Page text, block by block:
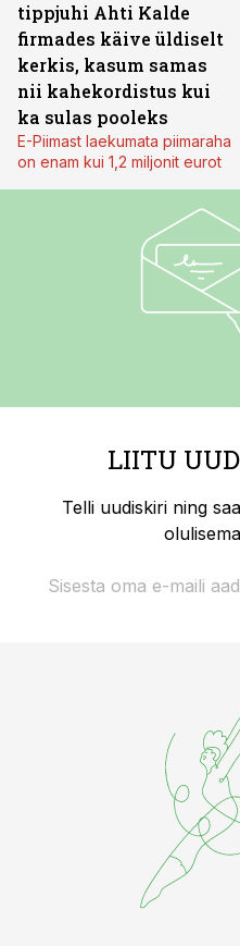
tippjuhi Ahti Kalde
firmades käive üldiselt
kerkis, kasum samas
nii kahekordistus kui
ka sulas pooleks
E-Piimast laekumata piimaraha
on enam kui 1,2 miljonit eurot
LIITU
Telli uudiskiri ning